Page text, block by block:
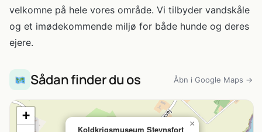
velkomne på hele vores område. Vi tilbyder vandskåle
og et imødekommende miljø for både hunde og deres
ejere.
Sådan finder du os Åbn i Google Maps →
Koldkrigsmuseum Stevnsfort
×
+